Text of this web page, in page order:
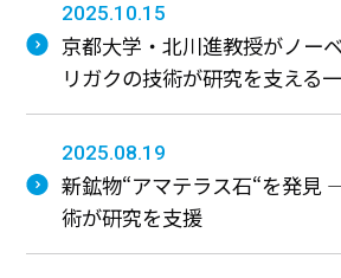
セ
ー
ジ
で
わ
か
る
リ
2025.10.15
京都大学・北川進教授がノー
リガクの技術が研究を支える
2025.08.19
新鉱物“アマテラス石“を発見
術が研究を支援